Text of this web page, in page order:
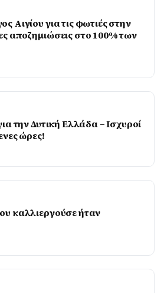
Αιγίου για τις φωτιές στην
αποζημιώσεις στο 100% των
την Δυτική Ελλάδα – Ισχυροί
ώρες!
καλλιεργούσε ήταν